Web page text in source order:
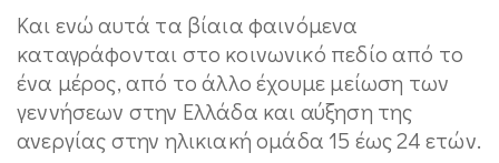
Και ενώ αυτά τα βίαια φαινόμενα
καταγράφονται στο κοινωνικό πεδίο από το
ένα μέρος, από το άλλο έχουμε μείωση των
γεννήσεων στην Ελλάδα και αύξηση της
ανεργίας στην ηλικιακή ομάδα 15 έως 24 ετών.